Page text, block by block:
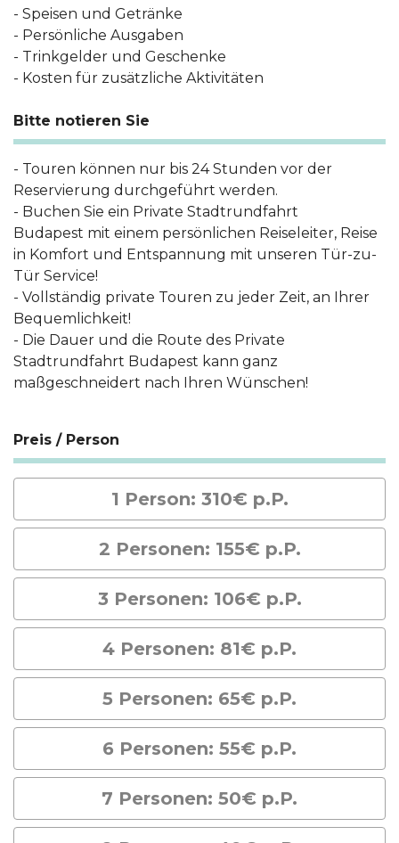
- Speisen und Getränke
- Persönliche Ausgaben
- Trinkgelder und Geschenke
- Kosten für zusätzliche Aktivitäten
Bitte notieren Sie
- Touren können nur bis 24 Stunden vor der
Reservierung durchgeführt werden.
- Buchen Sie ein Private Stadtrundfahrt
Budapest mit einem persönlichen Reiseleiter, Reise
in Komfort und Entspannung mit unseren Tür-zu-
Tür Service!
- Vollständig private Touren zu jeder Zeit, an Ihrer
Bequemlichkeit!
- Die Dauer und die Route des Private
Stadtrundfahrt Budapest kann ganz
maßgeschneidert nach Ihren Wünschen!
Preis / Person
1 Person: 310€ p.P.
2 Personen: 155€ p.P.
3 Personen: 106€ p.P.
4 Personen: 81€ p.P.
5 Personen: 65€ p.P.
6 Personen: 55€ p.P.
7 Personen: 50€ p.P.